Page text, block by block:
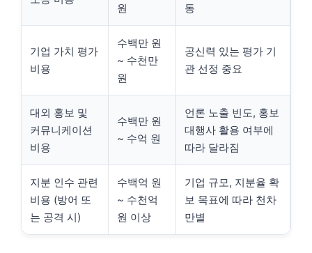
원 동
기업 가치 평가
비용
수백만 원
~ 수천만
원
공신력 있는 평가 기
관 선정 중요
대외 홍보 및
커뮤니케이션
비용
수백만 원
~ 수억 원
언론 노출 빈도, 홍보
대행사 활용 여부에
따라 달라짐
지분 인수 관련
비용 (방어 또
는 공격 시)
수백억 원
~ 수천억
원 이상
기업 규모, 지분율 확
보 목표에 따라 천차
만별